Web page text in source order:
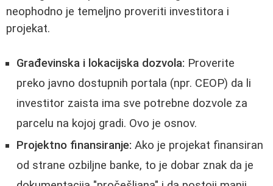
neophodno je temeljno proveriti investitora i
projekat.
Građevinska i lokacijska dozvola: Proverite
preko javno dostupnih portala (npr. CEOP) da li
investitor zaista ima sve potrebne dozvole za
parcelu na kojoj gradi. Ovo je osnov.
Projektno finansiranje: Ako je projekat finansiran
od strane ozbiljne banke, to je dobar znak da je